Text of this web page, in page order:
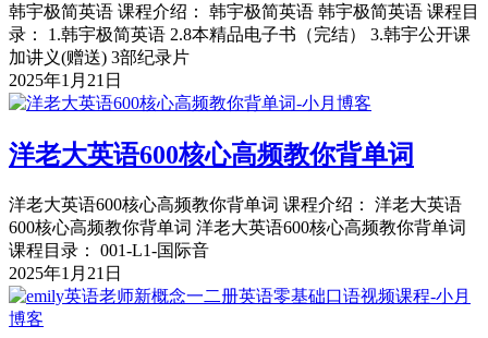
韩宇极简英语 课程介绍： 韩宇极简英语 韩宇极简英语 课程目
录： 1.韩宇极简英语 2.8本精品电子书（完结） 3.韩宇公开课
加讲义(赠送) 3部纪录片
2025年1月21日
洋老大英语600核心高频教你背单词
洋老大英语600核心高频教你背单词 课程介绍： 洋老大英语
600核心高频教你背单词 洋老大英语600核心高频教你背单词
课程目录： 001-L1-国际音
2025年1月21日